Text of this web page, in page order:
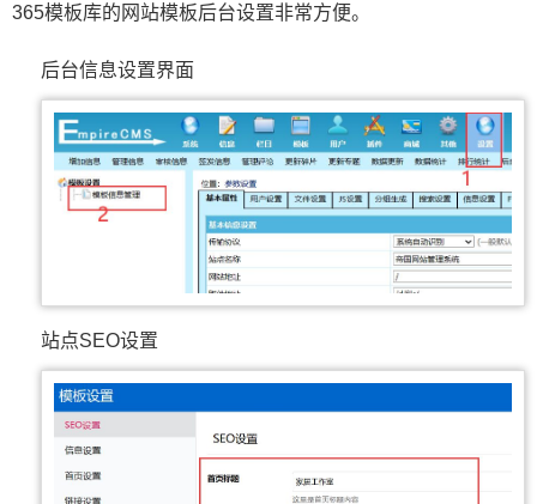
365模板库的网站模板后台设置非常方便。
后台信息设置界面
站点SEO设置